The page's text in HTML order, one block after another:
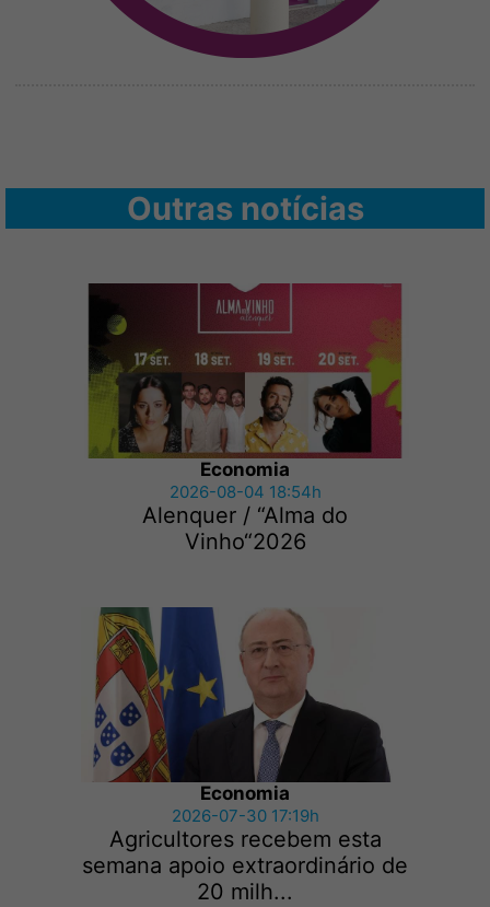
Outras notícias
Economia
2026-08-04 18:54h
Alenquer / “Alma do
Vinho“2026
Economia
2026-07-30 17:19h
Agricultores recebem esta
semana apoio extraordinário de
20 milh...